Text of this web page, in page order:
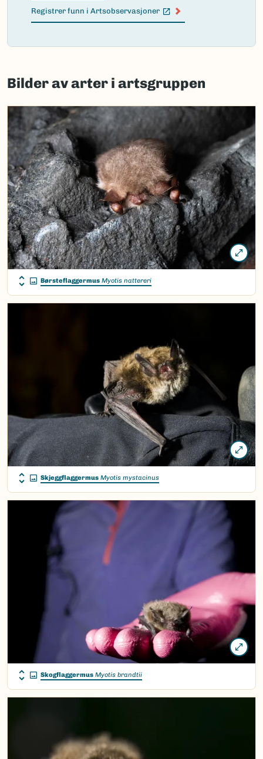
Registrer funn i Artsobservasjoner
(Ekstern lenke)
Failed
load
map.
Bilder av arter i artsgruppen
Børsteflaggermus Myotis nattereri
Skjeggflaggermus Myotis mystacinus
Skogflaggermus Myotis brandtii